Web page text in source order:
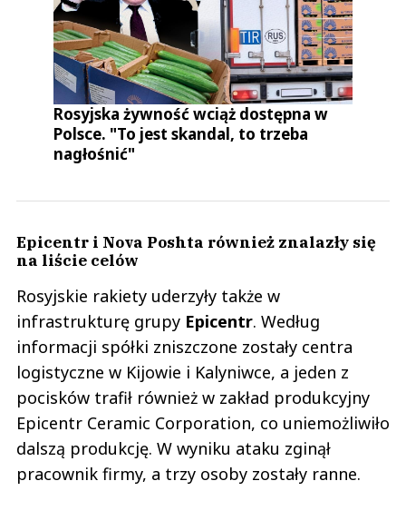
Rosyjska żywność wciąż dostępna w
Polsce. "To jest skandal, to trzeba
nagłośnić"
Epicentr i Nova Poshta również znalazły się
na liście celów
Rosyjskie rakiety uderzyły także w
infrastrukturę grupy Epicentr. Według
informacji spółki zniszczone zostały centra
logistyczne w Kijowie i Kalyniwce, a jeden z
pocisków trafił również w zakład produkcyjny
Epicentr Ceramic Corporation, co uniemożliwiło
dalszą produkcję. W wyniku ataku zginął
pracownik firmy, a trzy osoby zostały ranne.